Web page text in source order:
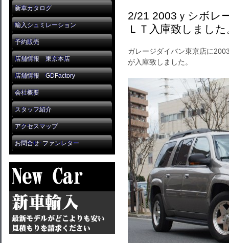
新車カタログ
輸入シュミレーション
予約販売
店舗情報 東京本店
店舗情報 GDFactory
会社概要
スタッフ紹介
アクセスマップ
お問合せ･ファンレター
2/21 2003ｙシボレ
ＬＴ入庫致しました
ガレージダイバン東京店に
が入庫致しました。